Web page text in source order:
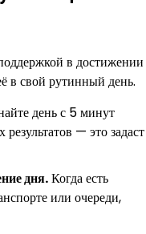
в достижении
в свой рутинный день.
день с 5 минут
— это задаст
дня.Когда есть
или очереди,